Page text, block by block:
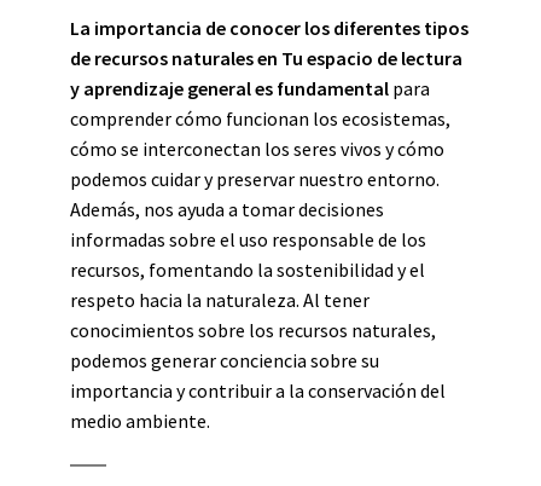
La importancia de conocer los diferentes tipos
de recursos naturales en Tu espacio de lectura
y aprendizaje general es fundamental para
comprender cómo funcionan los ecosistemas,
cómo se interconectan los seres vivos y cómo
podemos cuidar y preservar nuestro entorno.
Además, nos ayuda a tomar decisiones
informadas sobre el uso responsable de los
recursos, fomentando la sostenibilidad y el
respeto hacia la naturaleza. Al tener
conocimientos sobre los recursos naturales,
podemos generar conciencia sobre su
importancia y contribuir a la conservación del
medio ambiente.